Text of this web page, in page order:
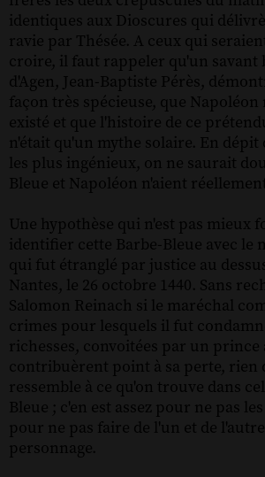
identiques aux Dioscures qui
ravie par Thésée. A ceux qui
croire, il faut rappeler qu'un savant
d'Agen, Jean-Baptiste Pérès,
façon très spécieuse, que Napoléon
existé et que l'histoire de ce
n'était qu'un mythe solaire. En dépit
les plus ingénieux, on ne saurait
Bleue et Napoléon n'aient
Une hypothèse qui n'est pas mieux
identifier cette Barbe-Bleue avec le
qui fut étranglé par justice au
Nantes, le 26 octobre 1440. Sans
Salomon Reinach si le maréchal
crimes pour lesquels il fut
richesses, convoitées par un prince
contribuèrent point à sa perte, rien
ressemble à ce qu'on trouve dans
Bleue ; c'en est assez pour ne pas
pour ne pas faire de l'un et de
personnage.